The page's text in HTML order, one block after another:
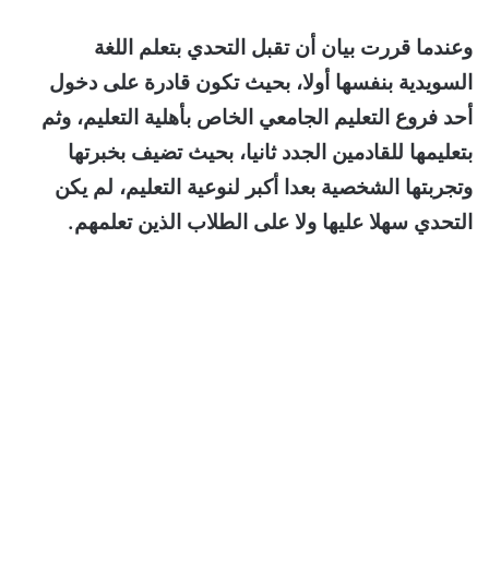
وعندما قررت بيان أن تقبل التحدي بتعلم اللغة
السويدية بنفسها أولا، بحيث تكون قادرة على دخول
أحد فروع التعليم الجامعي الخاص بأهلية التعليم، وثم
بتعليمها للقادمين الجدد ثانيا، بحيث تضيف بخبرتها
وتجربتها الشخصية بعدا أكبر لنوعية التعليم، لم يكن
التحدي سهلا عليها ولا على الطلاب الذين تعلمهم.